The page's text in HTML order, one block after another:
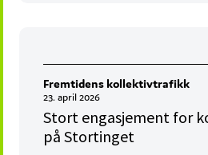
Fremtidens kollektivtrafikk
23. april 2026
Stort engasjement for
på Stortinget